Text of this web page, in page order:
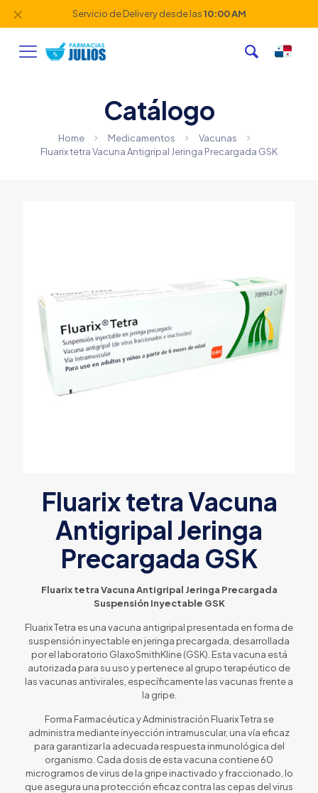
Servicio de Delivery desde las10:00 AM
✕
Catálogo
Home Medicamentos
Vacunas
Fluarix tetra Vacuna Antigripal Jeringa Precargada GSK
Fluarix tetra Vacuna
Antigripal Jeringa
Precargada GSK
Fluarix tetra Vacuna Antigripal Jeringa Precargada
Suspensión Inyectable GSK
Fluarix Tetra es una vacuna antigripal presentada en forma de
suspensión inyectable en jeringa precargada, desarrollada
por el laboratorio GlaxoSmithKline (GSK). Esta vacuna está
autorizada para su uso y pertenece al grupo terapéutico de
las vacunas antivirales, específicamente las vacunas frente a
la gripe.
Forma Farmacéutica y Administración Fluarix Tetra se
administra mediante inyección intramuscular, una vía eficaz
para garantizar la adecuada respuesta inmunológica del
organismo. Cada dosis de esta vacuna contiene 60
microgramos de virus de la gripe inactivado y fraccionado, lo
que asegura una protección eficaz contra las cepas del virus